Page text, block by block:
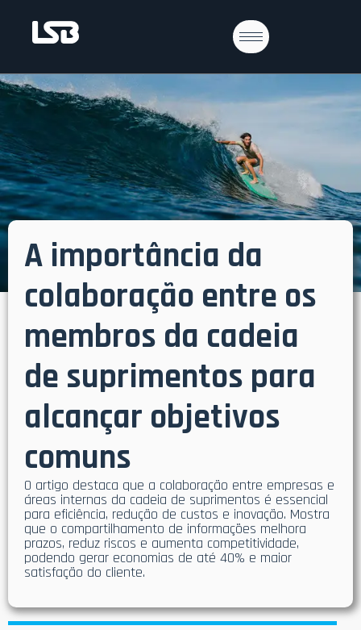
A importância da
colaboração entre os
membros da cadeia
de suprimentos para
alcançar objetivos
comuns
O artigo destaca que a colaboração entre empresas e
áreas internas da cadeia de suprimentos é essencial
para eficiência, redução de custos e inovação. Mostra
que o compartilhamento de informações melhora
prazos, reduz riscos e aumenta competitividade,
podendo gerar economias de até 40% e maior
satisfação do cliente.